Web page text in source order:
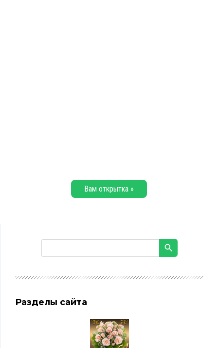
Вам открытка »
Разделы сайта